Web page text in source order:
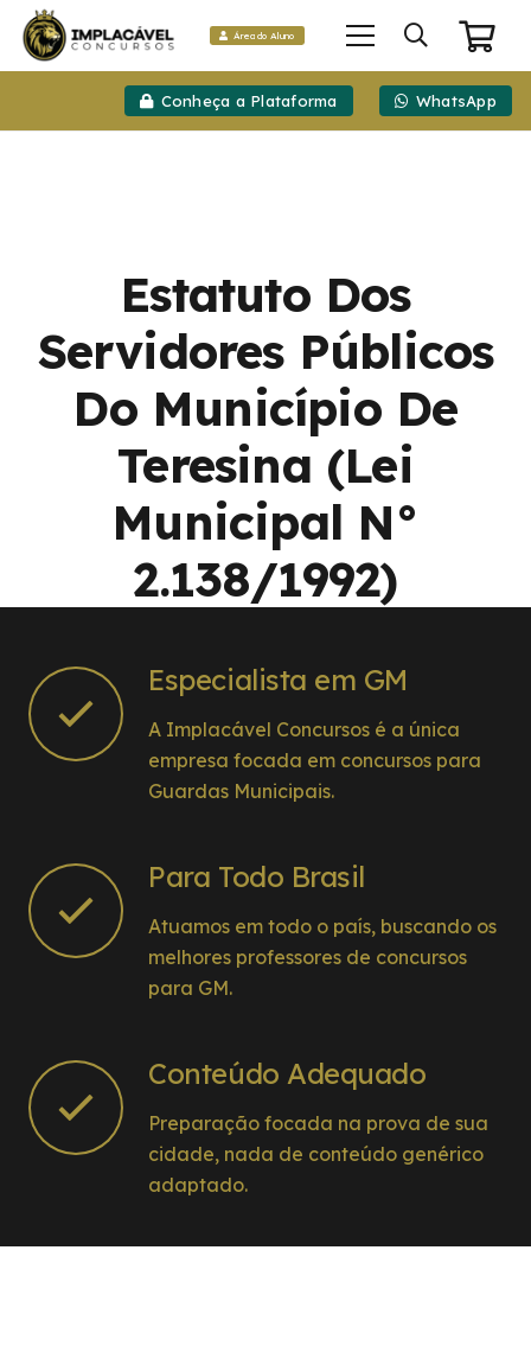
Área do Aluno
Conheça a Plataforma WhatsApp
Estatuto Dos
Servidores Públicos
Do Município De
Teresina (Lei
Municipal N°
2.138/1992)
Especialista em GM
A Implacável Concursos é a única
empresa focada em concursos para
Guardas Municipais.
Para Todo Brasil
Atuamos em todo o país, buscando os
melhores professores de concursos
para GM.
Conteúdo Adequado
Preparação focada na prova de sua
cidade, nada de conteúdo genérico
adaptado.